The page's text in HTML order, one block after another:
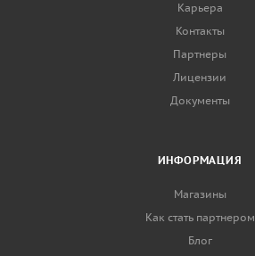
Карьера
Контакты
Партнеры
Лицензии
Документы
ИНФОРМАЦИЯ
Магазины
Как стать партнером
Блог